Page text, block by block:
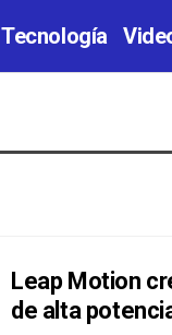
Tecnología
Leap Motion
de alta